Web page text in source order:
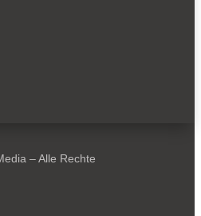
– Alle Rechte